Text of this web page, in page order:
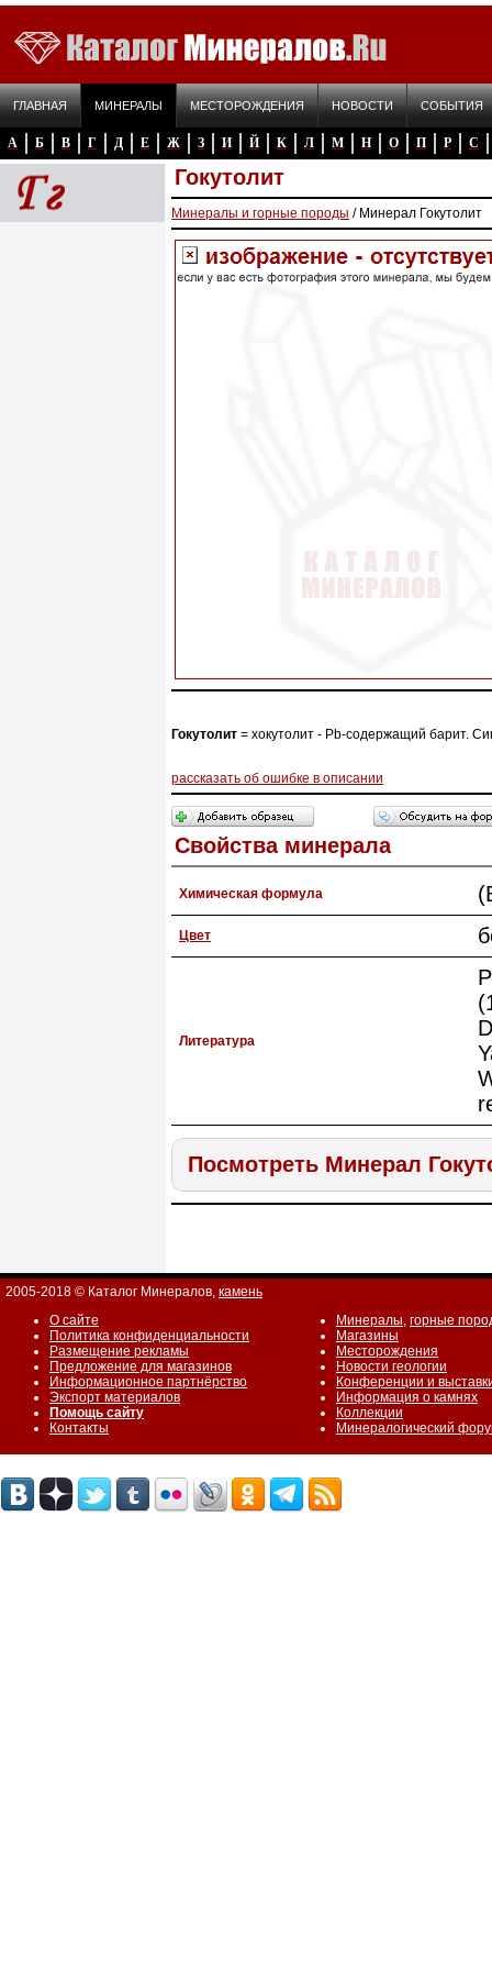
ГЛАВНАЯ МИНЕРАЛЫ МЕСТОРОЖДЕНИЯ НОВОСТИ СОБЫТИЯ
А Б В Г Д Е Ж З И Й К Л М Н О П Р С
Гокутолит
Минералы и горные породы / Минерал Гокутолит
Гокутолит = хокутолит - Pb-содержащий барит.
рассказать об ошибке в описании
Свойства минерала
Химическая формула
Цвет
Литература
Посмотреть Минерал
2005-2018 © Каталог Минералов, камень
О сайте
Политика конфиденциальности
Размещение рекламы
Предложение для магазинов
Информационное партнёрство
Экспорт материалов
Помощь сайту
Контакты
Минералы, горные
Магазины
Месторождения
Новости геологии
Конференции и
Информация о камнях
Коллекции
Минералогический